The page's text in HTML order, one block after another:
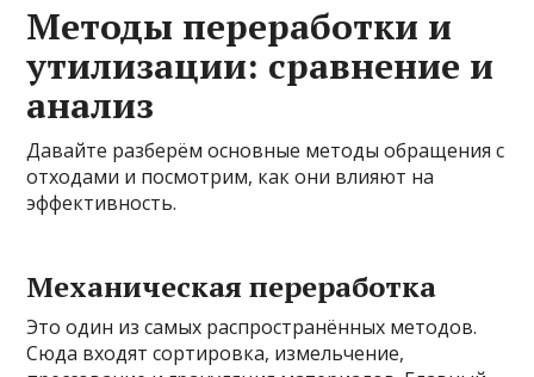
Методы переработки и
утилизации: сравнение и
анализ
Давайте разберём основные методы обращения с
отходами и посмотрим, как они влияют на
эффективность.
Механическая переработка
Это один из самых распространённых методов.
Сюда входят сортировка, измельчение,